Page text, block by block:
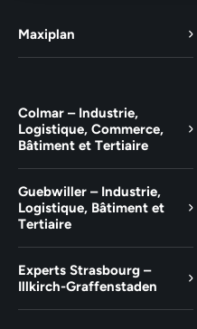
Maxiplan
Colmar – Industrie,
Logistique, Commerce,
Bâtiment et Tertiaire
Guebwiller – Industrie,
Logistique, Bâtiment et
Tertiaire
Experts Strasbourg –
Illkirch-Graffenstaden